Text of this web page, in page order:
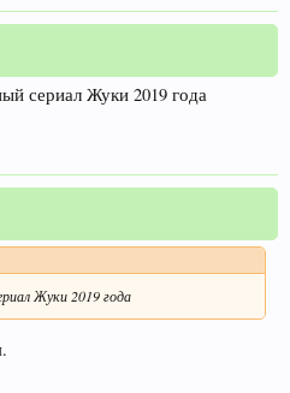
сериал Жуки 2019 года
Жуки 2019 года